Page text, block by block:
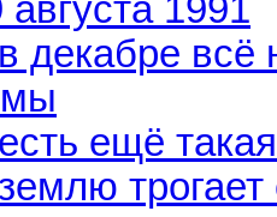
августа 1991
декабре всё
ещё
трогает